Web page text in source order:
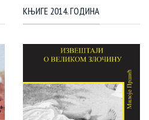
КЊИГЕ 2014. ГОДИНА